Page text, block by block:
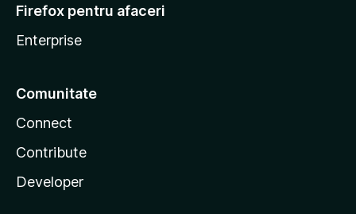
Firefox pentru afaceri
Enterprise
Comunitate
Connect
Contribute
Developer